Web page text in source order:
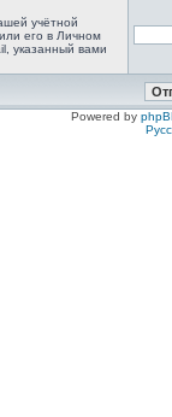
учётной
его в Личном
указанный вами
Powered by